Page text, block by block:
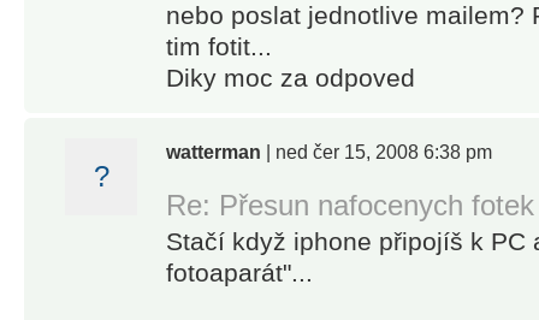
nebo poslat jednotlive mailem?
tim fotit...
Diky moc za odpoved
?
watterman | ned čer 15, 2008 6:38 pm
Re: Přesun nafocenych
Stačí když iphone připojíš k PC
fotoaparát"...